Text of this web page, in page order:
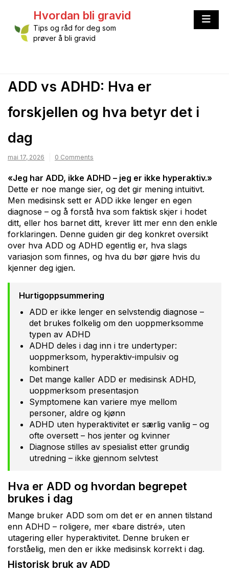
content
Hvordan bli gravid
Tips og råd for deg som
prøver å bli gravid
ADD vs ADHD: Hva er
forskjellen og hva betyr det i
dag
mai 17, 2026 0 Comments
«Jeg har ADD, ikke ADHD – jeg er ikke hyperaktiv.»
Dette er noe mange sier, og det gir mening intuitivt.
Men medisinsk sett er ADD ikke lenger en egen
diagnose – og å forstå hva som faktisk skjer i hodet
ditt, eller hos barnet ditt, krever litt mer enn den enkle
forklaringen. Denne guiden gir deg konkret oversikt
over hva ADD og ADHD egentlig er, hva slags
variasjon som finnes, og hva du bør gjøre hvis du
kjenner deg igjen.
Hurtigoppsummering
ADD er ikke lenger en selvstendig diagnose –
det brukes folkelig om den uoppmerksomme
typen av ADHD
ADHD deles i dag inn i tre undertyper:
uoppmerksom, hyperaktiv-impulsiv og
kombinert
Det mange kaller ADD er medisinsk ADHD,
uoppmerksom presentasjon
Symptomene kan variere mye mellom
personer, aldre og kjønn
ADHD uten hyperaktivitet er særlig vanlig – og
ofte oversett – hos jenter og kvinner
Diagnose stilles av spesialist etter grundig
utredning – ikke gjennom selvtest
Hva er ADD og hvordan begrepet
brukes i dag
Mange bruker ADD som om det er en annen tilstand
enn ADHD – roligere, mer «bare distré», uten
utagering eller hyperaktivitet. Denne bruken er
forståelig, men den er ikke medisinsk korrekt i dag.
Historisk bruk av ADD